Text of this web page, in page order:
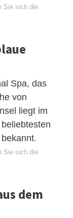
Sie sich die
Spa, das
von
liegt im
Sie sich die
dem